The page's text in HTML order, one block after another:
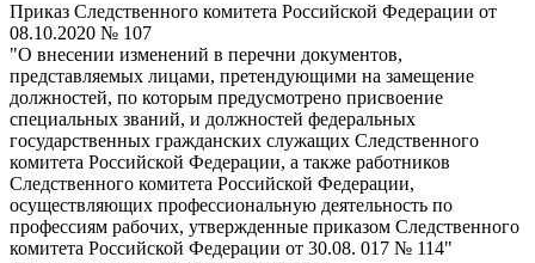
Приказ Следственного комитета Российской Федерации от
08.10.2020 № 107
"О внесении изменений в перечни документов,
представляемых лицами, претендующими на замещение
должностей, по которым предусмотрено присвоение
специальных званий, и должностей федеральных
государственных гражданских служащих Следственного
комитета Российской Федерации, а также работников
Следственного комитета Российской Федерации,
осуществляющих профессиональную деятельность по
профессиям рабочих, утвержденные приказом Следственного
комитета Российской Федерации от 30.08. 017 № 114"